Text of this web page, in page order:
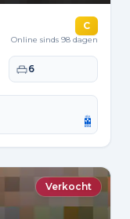
C
Online sinds 98 dagen
Slaapkamers
6
Verkocht